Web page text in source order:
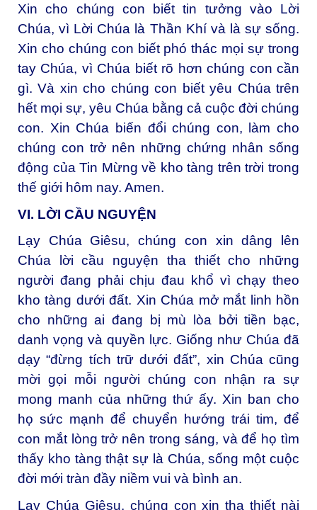
Xin cho chúng con biết tin tưởng vào Lời
Chúa, vì Lời Chúa là Thần Khí và là sự sống.
Xin cho chúng con biết phó thác mọi sự trong
tay Chúa, vì Chúa biết rõ hơn chúng con cần
gì. Và xin cho chúng con biết yêu Chúa trên
hết mọi sự, yêu Chúa bằng cả cuộc đời chúng
con. Xin Chúa biến đổi chúng con, làm cho
chúng con trở nên những chứng nhân sống
động của Tin Mừng về kho tàng trên trời trong
thế giới hôm nay. Amen.
VI. LỜI CẦU NGUYỆN
Lạy Chúa Giêsu, chúng con xin dâng lên
Chúa lời cầu nguyện tha thiết cho những
người đang phải chịu đau khổ vì chạy theo
kho tàng dưới đất. Xin Chúa mở mắt linh hồn
cho những ai đang bị mù lòa bởi tiền bạc,
danh vọng và quyền lực. Giống như Chúa đã
dạy “đừng tích trữ dưới đất”, xin Chúa cũng
mời gọi mỗi người chúng con nhận ra sự
mong manh của những thứ ấy. Xin ban cho
họ sức mạnh để chuyển hướng trái tim, để
con mắt lòng trở nên trong sáng, và để họ tìm
thấy kho tàng thật sự là Chúa, sống một cuộc
đời mới tràn đầy niềm vui và bình an.
Lạy Chúa Giêsu, chúng con xin tha thiết nài